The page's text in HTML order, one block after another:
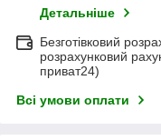
Детальніше
Безготівковий
розрахунковий
приват24)
Всі умови оплати